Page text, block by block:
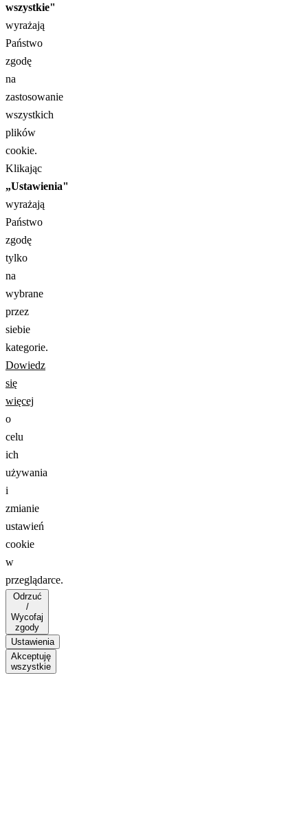
wszystkie"
wyrażają
Państwo
zgodę
na
zastosowanie
wszystkich
plików
cookie.
Klikając
„Ustawienia"
wyrażają
Państwo
zgodę
tylko
na
wybrane
przez
siebie
kategorie.
Dowiedz
się
więcej
o
celu
ich
używania
i
zmianie
ustawień
cookie
w
przeglądarce.
Odrzuć
/
Wycofaj
zgody
Ustawienia
Akceptuję
wszystkie